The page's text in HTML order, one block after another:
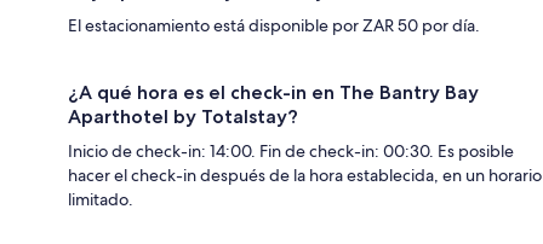
El estacionamiento está disponible por ZAR 50 por día.
¿A qué hora es el check-in en The Bantry Bay
Aparthotel by Totalstay?
Inicio de check-in: 14:00. Fin de check-in: 00:30. Es posible
hacer el check-in después de la hora establecida, en un horario
limitado.